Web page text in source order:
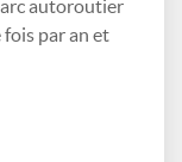
autoroutier
fois par an et